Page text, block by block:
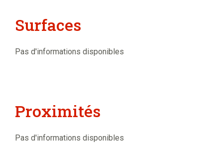
Surfaces
Pas d'informations disponibles
Proximités
Pas d'informations disponibles